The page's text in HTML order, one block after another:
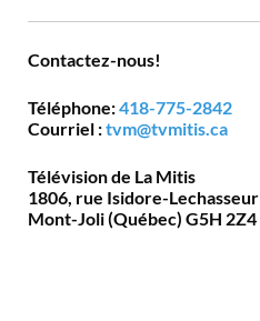
Contactez-nous!
Téléphone:418-775-2842
Courriel :tvm@tvmitis.ca
Télévision de La Mitis
1806, rue Isidore-Lechasseur
Mont-Joli (Québec) G5H 2Z4